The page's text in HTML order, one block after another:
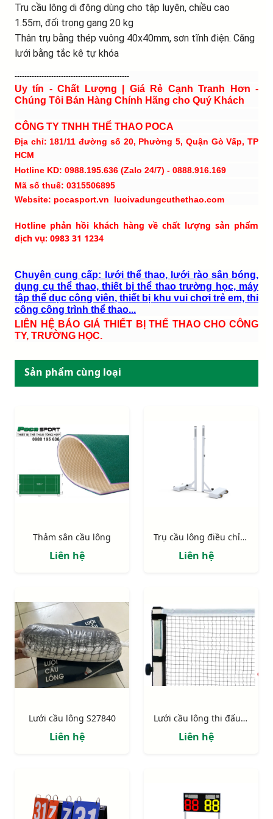
Trụ cầu lông di động dùng cho tập luyện, chiều cao
1.55m, đối trọng gang 20 kg
Thân trụ bằng thép vuông 40x40mm, sơn tĩnh điện. Căng
lưới bằng tắc kê tự khóa
-----------------------------------------------
Uy tín - Chất Lượng | Giá Rẻ Cạnh Tranh Hơn -
Chúng Tôi Bán Hàng Chính Hãng cho Quý Khách
CÔNG TY TNHH THỂ THAO POCA
Địa chỉ: 181/11 đường số 20, Phường 5, Quận Gò Vấp, TP
HCM
Hotline KD: 0988.195.636 (Zalo 24/7) - 0888.916.169
Mã số thuế: 0315506895
Website: pocasport.vn luoivadungcuthethao.com
Hotline phản hồi khách hàng về chất lượng sản phẩm
dịch vụ: 0983 31 1234
Chuyên cung cấp: lưới thể thao, lưới rào sân bóng,
dụng cụ thể thao, thiết bị thể thao trường học, máy
tập thể dục công viên, thiết bị khu vui chơi trẻ em, thi
công công trình thể thao...
LIÊN HỆ BÁO GIÁ THIẾT BỊ THỂ THAO CHO CÔNG
TY, TRƯỜNG HỌC.
Sản phẩm cùng loại
Thảm sân cầu lông
Liên hệ
Trụ cầu lông điều chỉnh độ cao đối trọng thép S27240
Liên hệ
Lưới cầu lông S27840
Liên hệ
Lưới cầu lông thi đấu S27875
Liên hệ